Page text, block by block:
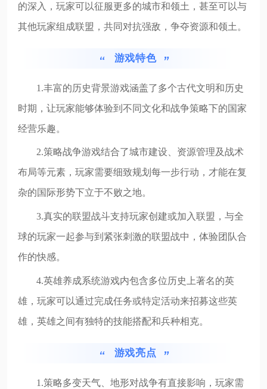
的深入，玩家可以征服更多的城市和领土，甚至可以与
其他玩家组成联盟，共同对抗强敌，争夺资源和领土。
游戏特色
1.丰富的历史背景游戏涵盖了多个古代文明和历史
时期，让玩家能够体验到不同文化和战争策略下的国家
经营乐趣。
2.策略战争游戏结合了城市建设、资源管理及战术
布局等元素，玩家需要细致规划每一步行动，才能在复
杂的国际形势下立于不败之地。
3.真实的联盟战斗支持玩家创建或加入联盟，与全
球的玩家一起参与到紧张刺激的联盟战中，体验团队合
作的快感。
4.英雄养成系统游戏内包含多位历史上著名的英
雄，玩家可以通过完成任务或特定活动来招募这些英
雄，英雄之间有独特的技能搭配和兵种相克。
游戏亮点
1.策略多变天气、地形对战争有直接影响，玩家需